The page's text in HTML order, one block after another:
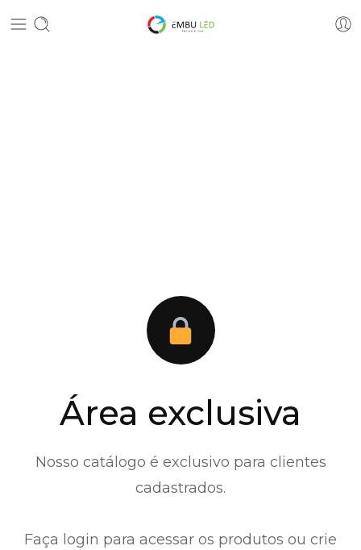
Área exclusiva
Nosso catálogo é exclusivo para clientes
cadastrados.
Faça login para acessar os produtos ou crie